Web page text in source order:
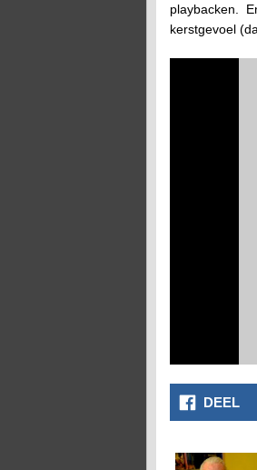
playbacken.
kerstgevoel
DEEL